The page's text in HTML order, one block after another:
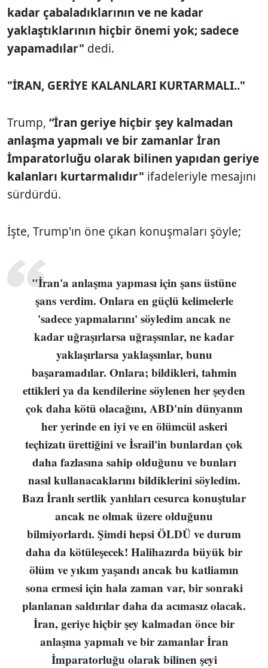
kadar çabaladıklarının ve ne kadar
yaklaştıklarının hiçbir önemi yok; sadece
yapamadılar" dedi.
"İRAN, GERİYE KALANLARI KURTARMALI.."
Trump, “İran geriye hiçbir şey kalmadan
anlaşma yapmalı ve bir zamanlar İran
İmparatorluğu olarak bilinen yapıdan geriye
kalanları kurtarmalıdır" ifadeleriyle mesajını
sürdürdü.
İşte, Trump'ın öne çıkan konuşmaları şöyle;
"İran'a anlaşma yapması için şans üstüne
şans verdim. Onlara en güçlü kelimelerle
'sadece yapmalarını' söyledim ancak ne
kadar uğraşırlarsa uğraşsınlar, ne kadar
yaklaşırlarsa yaklaşsınlar, bunu
başaramadılar. Onlara; bildikleri, tahmin
ettikleri ya da kendilerine söylenen her şeyden
çok daha kötü olacağını, ABD'nin dünyanın
her yerinde en iyi ve en ölümcül askeri
teçhizatı ürettiğini ve İsrail'in bunlardan çok
daha fazlasına sahip olduğunu ve bunları
nasıl kullanacaklarını bildiklerini söyledim.
Bazı İranlı sertlik yanlıları cesurca konuştular
ancak ne olmak üzere olduğunu
bilmiyorlardı. Şimdi hepsi ÖLDÜ ve durum
daha da kötüleşecek! Halihazırda büyük bir
ölüm ve yıkım yaşandı ancak bu katliamın
sona ermesi için hala zaman var, bir sonraki
planlanan saldırılar daha da acımasız olacak.
İran, geriye hiçbir şey kalmadan önce bir
anlaşma yapmalı ve bir zamanlar İran
İmparatorluğu olarak bilinen şeyi